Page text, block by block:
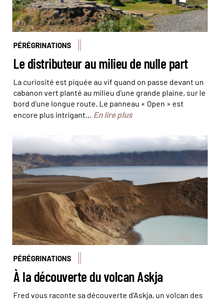
PÉRÉGRINATIONS
Le distributeur au milieu de nulle part
La curiosité est piquée au vif quand on passe devant un
cabanon vert planté au milieu d’une grande plaine, sur le
bord d’une longue route. Le panneau « Open » est
encore plus intrigant…
En lire plus
Le cratère Víti à Askja. © Alexandre Visinoni
PÉRÉGRINATIONS
À la découverte du volcan Askja
Fred vous raconte sa découverte d'Askja, un volcan des